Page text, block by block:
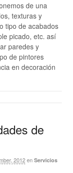
de una
texturas y
tipo de acabados
picado, etc. así
paredes y
de pintores
en decoración
de
2012 en Servicios